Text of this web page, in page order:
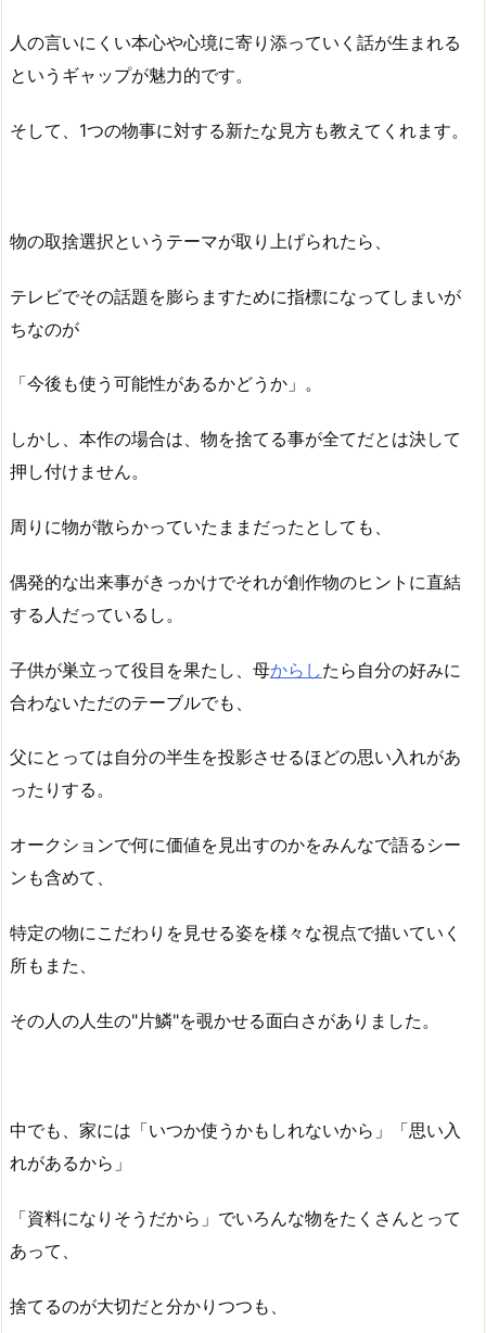
人の言いにくい本心や心境に寄り添っていく話が生まれる
というギャップが魅力的です。
そして、1つの物事に対する新たな見方も教えてくれます。
物の取捨選択というテーマが取り上げられたら、
テレビでその話題を膨らますために指標になってしまいが
ちなのが
「今後も使う可能性があるかどうか」。
しかし、本作の場合は、物を捨てる事が全てだとは決して
押し付けません。
周りに物が散らかっていたままだったとしても、
偶発的な出来事がきっかけでそれが創作物のヒントに直結
する人だっているし。
子供が巣立って役目を果たし、母からしたら自分の好みに
合わないただのテーブルでも、
父にとっては自分の半生を投影させるほどの思い入れがあ
ったりする。
オークションで何に価値を見出すのかをみんなで語るシー
ンも含めて、
特定の物にこだわりを見せる姿を様々な視点で描いていく
所もまた、
その人の人生の"片鱗"を覗かせる面白さがありました。
中でも、家には「いつか使うかもしれないから」「思い入
れがあるから」
「資料になりそうだから」でいろんな物をたくさんとって
あって、
捨てるのが大切だと分かりつつも、